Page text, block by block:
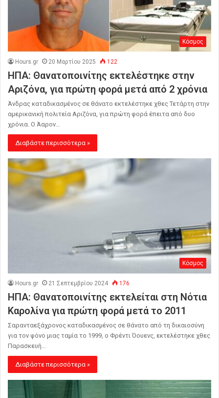
Κόσμος
Hours.gr 20 Μαρτίου 2025 122
ΗΠΑ: Θανατοποινίτης εκτελέστηκε στην
Αριζόνα, για πρώτη φορά μετά από 2 χρόνια
Άνδρας καταδικασμένος σε θάνατο εκτελέστηκε χθες Τετάρτη στην
αμερικανική πολιτεία Αριζόνα, για πρώτη φορά έπειτα από δυο
χρόνια. Ο Άαρον…
Διαβάστε περισσότερα »
Κόσμος
Hours.gr 21 Σεπτεμβρίου 2024 176
ΗΠΑ: Θανατοποινίτης εκτελείται στη Νότια
Καρολίνα για πρώτη φορά μετά το 2011
Σαρανταεξάχρονος καταδικασμένος σε θάνατο από τη δικαιοσύνη
για τον φόνο μιας ταμία το 1999, ο Φρέντι Όουενς, εκτελέστηκε χθες
Παρασκευή…
Διαβάστε περισσότερα »